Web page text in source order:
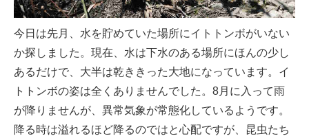
今日は先月、水を貯めていた場所にイトトンボがいない
か探しました。現在、水は下水のある場所にほんの少し
あるだけで、大半は乾ききった大地になっています。イ
トトンボの姿は全くありませんでした。8月に入って雨
が降りませんが、異常気象が常態化しているようです。
降る時は溢れるほど降るのではと心配ですが、昆虫たち